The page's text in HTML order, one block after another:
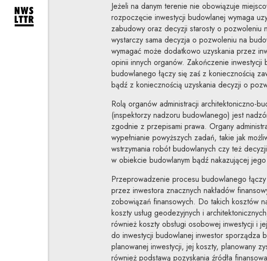
rozwiń formularz zapisu na newsletter
Jeżeli na danym terenie nie obowiązuje
rozpoczęcie inwestycji budowlanej wymaga
zabudowy oraz decyzji starosty o pozwoleniu
wystarczy sama decyzja o pozwoleniu na
wymagać może dodatkowo uzyskania przez
opinii innych organów. Zakończenie
budowlanego łączy się zaś z koniecznością
bądź z koniecznością uzyskania decyzji o
Rolą organów administracji architektoniczno-
(inspektorzy nadzoru budowlanego) jest
zgodnie z przepisami prawa. Organy
wypełnianie powyższych zadań, takie jak
wstrzymania robót budowlanych czy też
w obiekcie budowlanym bądź nakazującej
Przeprowadzenie procesu budowlanego
przez inwestora znacznych nakładów
zobowiązań finansowych. Do takich kosztów
koszty usług geodezyjnych i
również koszty obsługi osobowej inwestycji i
do inwestycji budowlanej inwestor sporządza
planowanej inwestycji, jej koszty, planowany
również podstawą pozyskania źródła